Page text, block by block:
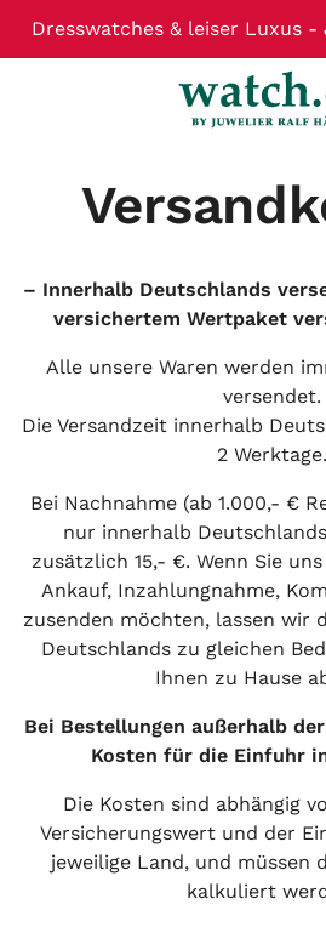
Dresswatches & leiser Luxus -
– Innerhalb Deutschlands
versichertem Wertpaket
Alle unsere Waren werden
versendet.
Die Versandzeit innerhalb
2 Werktage.
Bei Nachnahme (ab 1.000,- €
nur innerhalb
zusätzlich 15,- €. Wenn Sie
Ankauf, Inzahlungnahme,
zusenden möchten, lassen wir
Deutschlands zu gleichen
Ihnen zu Hause
Bei Bestellungen außerhalb
Kosten für die Einfuhr
Die Kosten sind abhängig
Versicherungswert und der
jeweilige Land, und müssen
kalkuliert